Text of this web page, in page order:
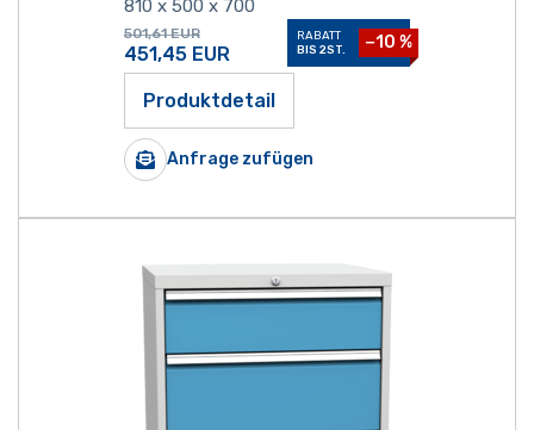
810 x 500 x 700
501,61 EUR
451,45 EUR
RABATT
BIS 2ST.
−10 %
Produktdetail
Anfrage zufügen